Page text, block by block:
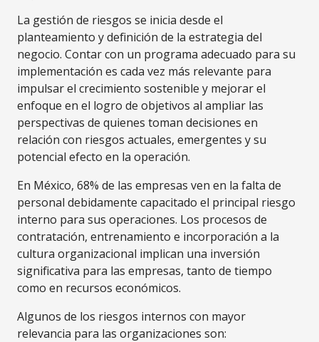
La gestión de riesgos se inicia desde el
planteamiento y definición de la estrategia del
negocio. Contar con un programa adecuado para su
implementación es cada vez más relevante para
impulsar el crecimiento sostenible y mejorar el
enfoque en el logro de objetivos al ampliar las
perspectivas de quienes toman decisiones en
relación con riesgos actuales, emergentes y su
potencial efecto en la operación.
En México, 68% de las empresas ven en la falta de
personal debidamente capacitado el principal riesgo
interno para sus operaciones. Los procesos de
contratación, entrenamiento e incorporación a la
cultura organizacional implican una inversión
significativa para las empresas, tanto de tiempo
como en recursos económicos.
Algunos de los riesgos internos con mayor
relevancia para las organizaciones son: